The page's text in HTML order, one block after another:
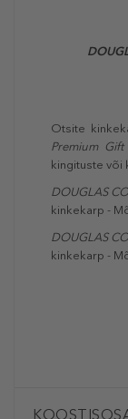
Otsite
Premium Gift
kingituste või
DOUGLAS
kinkekarp -
DOUGLAS
kinkekarp -